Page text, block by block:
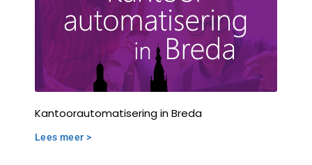
Kantoorautomatisering in Breda
Lees meer >